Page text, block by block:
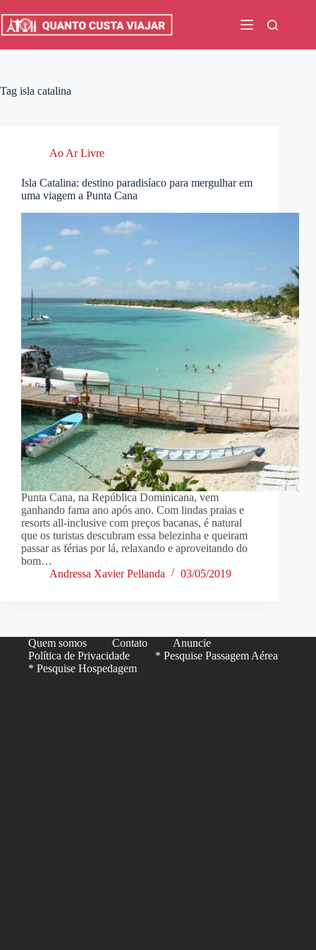
para
Tag isla catalina
Ao Ar Livre
Isla Catalina: destino paradisíaco para mergulhar em
uma viagem a Punta Cana
Punta Cana, na República Dominicana, vem
ganhando fama ano após ano. Com lindas praias e
resorts all-inclusive com preços bacanas, é natural
que os turistas descubram essa belezinha e queiram
passar as férias por lá, relaxando e aproveitando do
bom…
Andressa Xavier Pellanda
03/05/2019
Quem somos Contato
Anuncie
Política de Privacidade
* Pesquise Passagem Aérea
* Pesquise Hospedagem